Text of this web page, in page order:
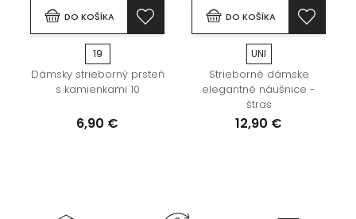
DO KOŠÍKA
19
Dámsky strieborný prsteň
s kamienkami 10
6,90 €
DO KOŠÍKA
UNI
Strieborné dámske
elegantné náušnice -
štras
12,90 €